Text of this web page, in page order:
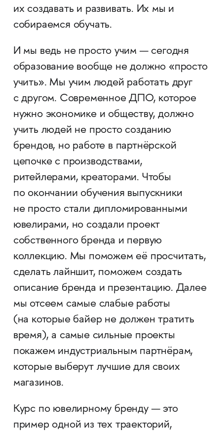
их создавать и развивать. Их мы и
собираемся обучать.
И мы ведь не просто учим — сегодня
образование вообще не должно «просто
учить». Мы учим людей работать друг
с другом. Современное ДПО, которое
нужно экономике и обществу, должно
учить людей не просто созданию
брендов, но работе в партнёрской
цепочке с производствами,
ритейлерами, креаторами. Чтобы
по окончании обучения выпускники
не просто стали дипломированными
ювелирами, но создали проект
собственного бренда и первую
коллекцию. Мы поможем её просчитать,
сделать лайншит, поможем создать
описание бренда и презентацию. Далее
мы отсеем самые слабые работы
(на которые байер не должен тратить
время), а самые сильные проекты
покажем индустриальным партнёрам,
которые выберут лучшие для своих
магазинов.
Курс по ювелирному бренду — это
пример одной из тех траекторий,